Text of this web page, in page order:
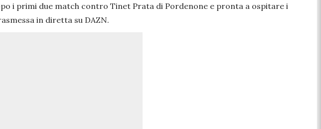
i primi due match contro Tinet Prata di Pordenone e pronta a ospitare i
in diretta su DAZN.